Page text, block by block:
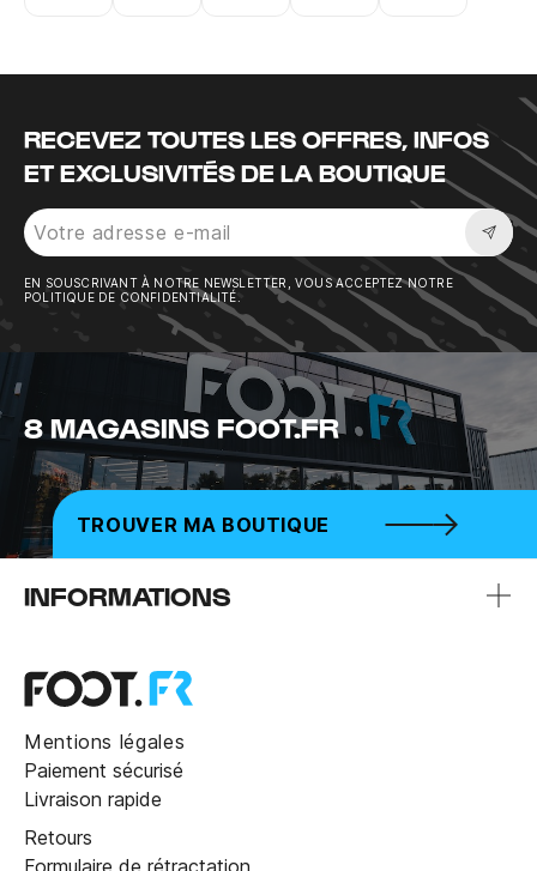
RECEVEZ TOUTES LES OFFRES, INFOS
ET EXCLUSIVITÉS DE LA BOUTIQUE
EN SOUSCRIVANT À NOTRE NEWSLETTER, VOUS ACCEPTEZ NOTRE
POLITIQUE DE CONFIDENTIALITÉ.
8 MAGASINS FOOT.FR
TROUVER MA BOUTIQUE
INFORMATIONS
Mentions légales
Paiement sécurisé
Livraison rapide
Retours